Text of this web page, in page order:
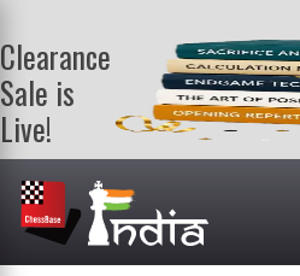
Clearance
Sale is
Live!
Get a FREE
book on
purchasing 2
or more
books. Valid